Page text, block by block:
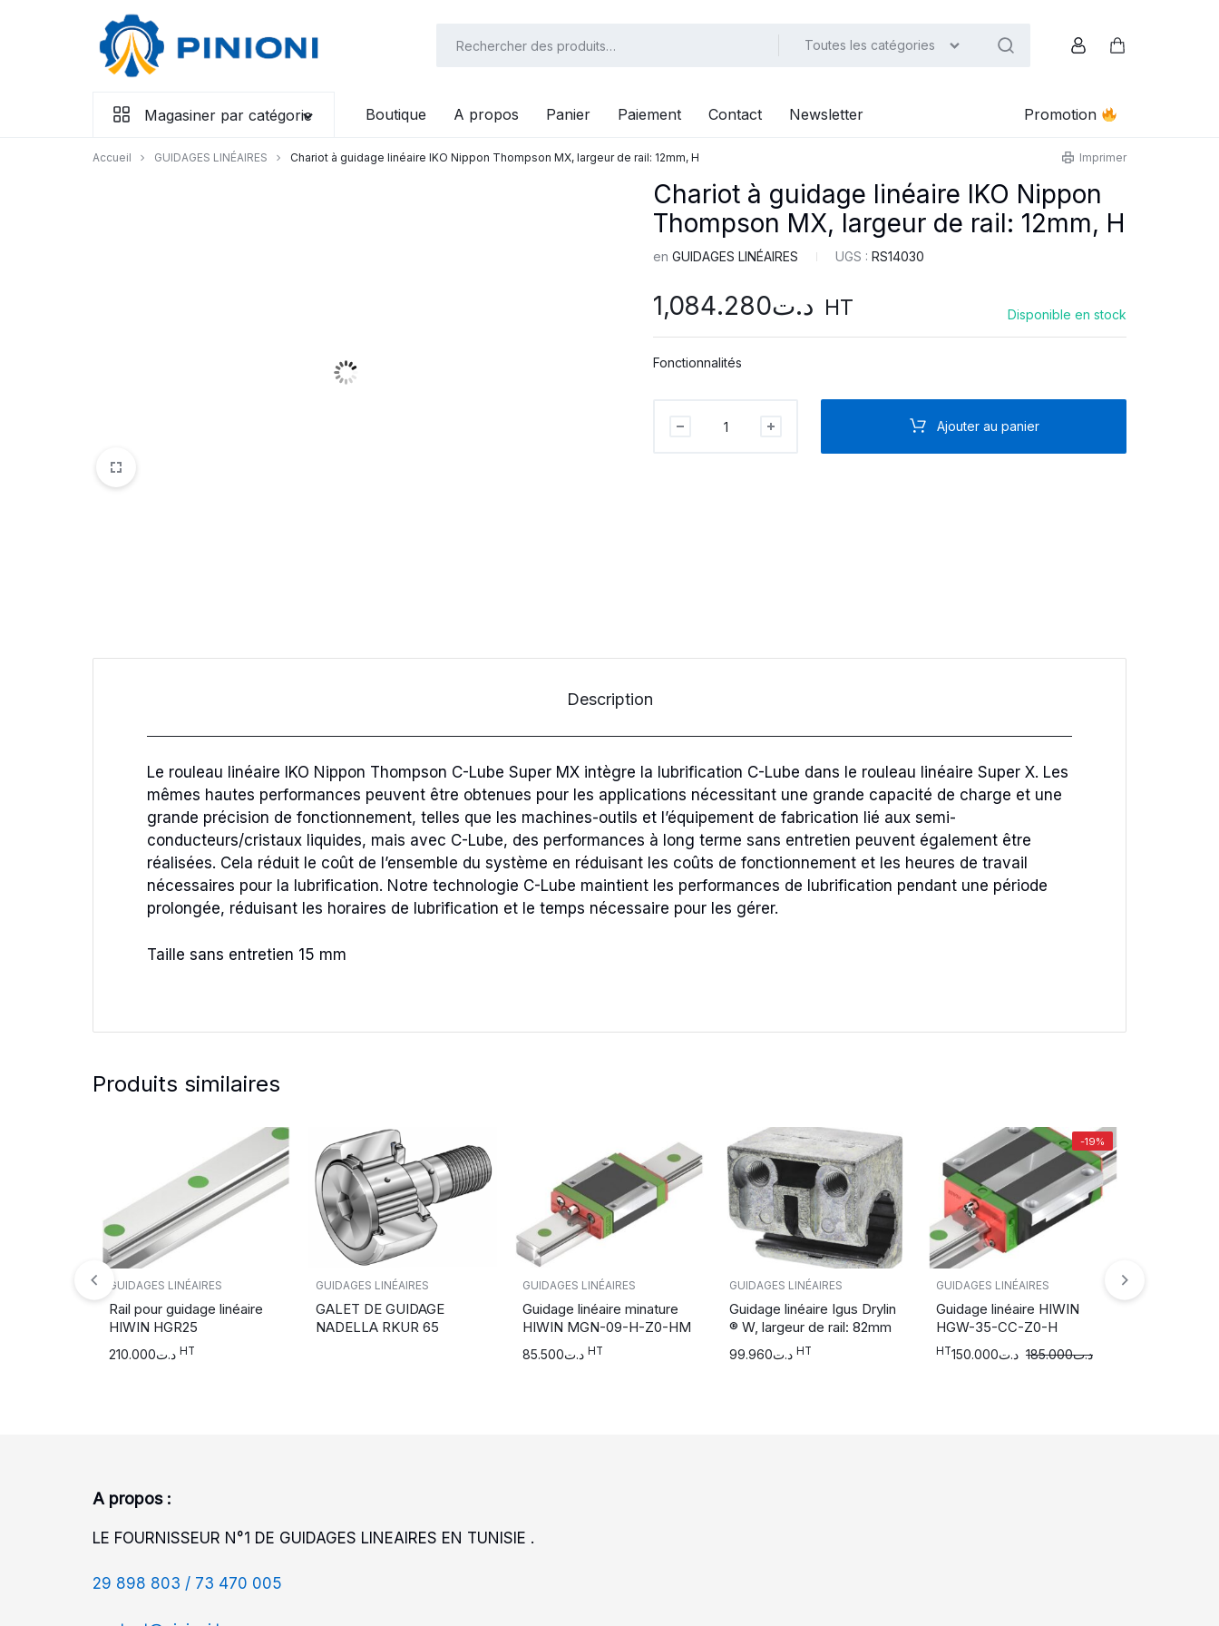
Toutes les catégories
Magasiner par catégorie Boutique A propos Panier Paiement Contact Newsletter Promotion
Accueil GUIDAGES LINÉAIRES Chariot à guidage linéaire IKO Nippon Thompson MX, largeur de rail: 12mm, H Imprimer
Chariot à guidage linéaire IKO Nippon
Thompson MX, largeur de rail: 12mm, H
enGUIDAGES LINÉAIRES UGS :RS14030
د.ت1,084.280 HT Disponible en stock
Fonctionnalités
12mm,
Ajouter au panier
Description
Le rouleau linéaire IKO Nippon Thompson C-Lube Super MX intègre la lubrification C-Lube dans le rouleau linéaire Super X. Les
mêmes hautes performances peuvent être obtenues pour les applications nécessitant une grande capacité de charge et une
grande précision de fonctionnement, telles que les machines-outils et l’équipement de fabrication lié aux semi-
conducteurs/cristaux liquides, mais avec C-Lube, des performances à long terme sans entretien peuvent également être
réalisées. Cela réduit le coût de l’ensemble du système en réduisant les coûts de fonctionnement et les heures de travail
nécessaires pour la lubrification. Notre technologie C-Lube maintient les performances de lubrification pendant une période
prolongée, réduisant les horaires de lubrification et le temps nécessaire pour les gérer.
Taille sans entretien 15 mm
Produits similaires
GUIDAGES LINÉAIRES
Rail pour guidage linéaire
HIWIN HGR25
د.ت210.000 HT
GUIDAGES LINÉAIRES
GALET DE GUIDAGE
NADELLA RKUR 65
GUIDAGES LINÉAIRES
Guidage linéaire minature
HIWIN MGN-09-H-Z0-HM
د.ت85.500 HT
GUIDAGES LINÉAIRES
Guidage linéaire Igus Drylin
® W, largeur de rail: 82mm
د.ت99.960 HT
-19%
GUIDAGES LINÉAIRES
Guidage linéaire HIWIN
HGW-35-CC-Z0-H
د.ت150.000 د.ت185.000
HT
A propos :
LE FOURNISSEUR N°1 DE GUIDAGES LINEAIRES EN TUNISIE .
29 898 803 / 73 470 005